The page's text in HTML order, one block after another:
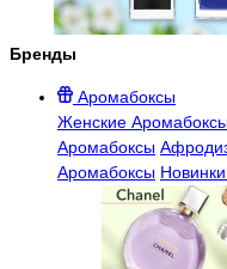
Бренды
Аромабоксы
Женские
Аромабоксы
Аромабоксы